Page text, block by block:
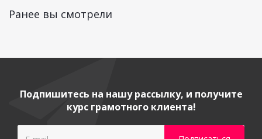
Ранее вы смотрели
Подпишитесь на нашу рассылку, и получите
курс грамотного клиента!